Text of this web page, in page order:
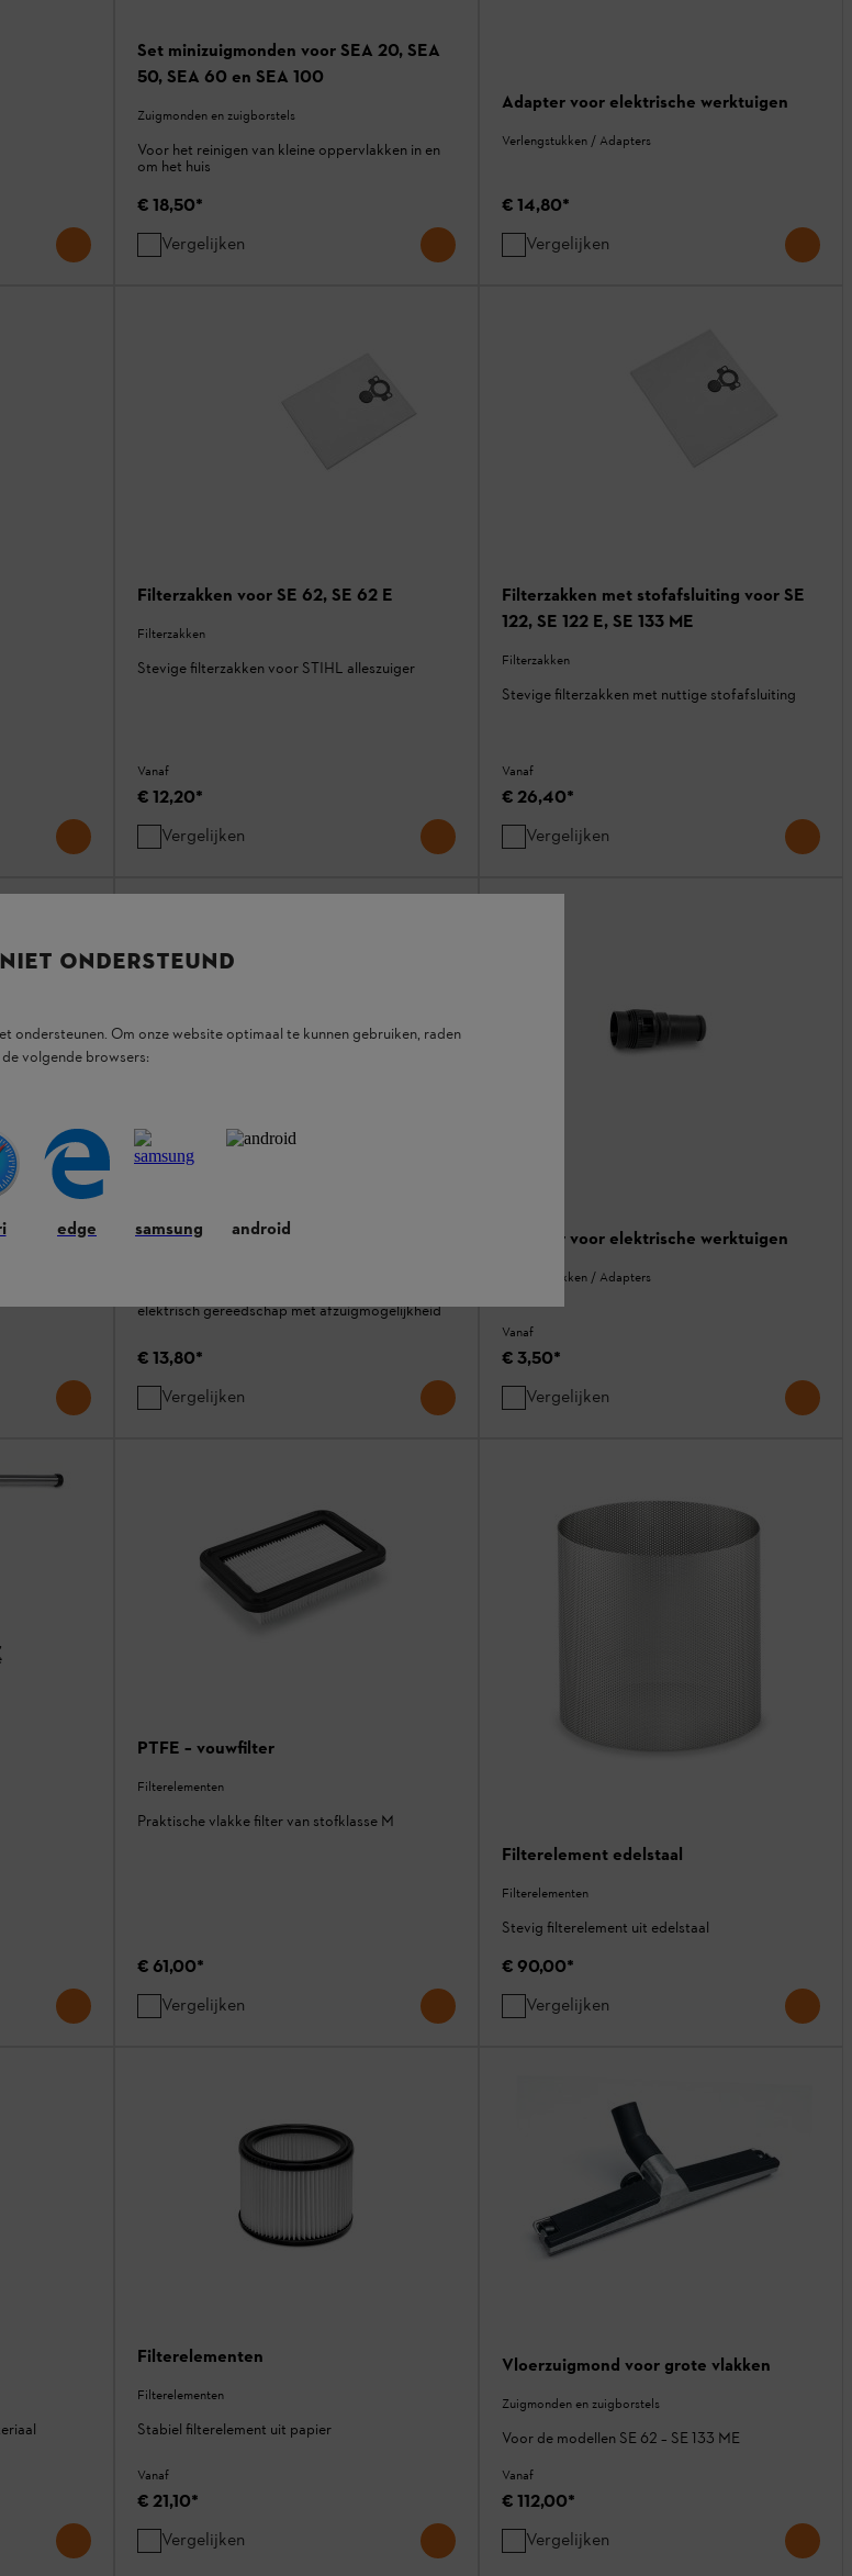
Set minizuigmonden voor SEA 20, SEA
50, SEA 60 en SEA 100
Zuigmonden en zuigborstels
Voor het reinigen van kleine oppervlakken in en
om het huis
€ 18,50*
Vergelijken
Adapter voor elektrische werktuigen
Verlengstukken / Adapters
€ 14,80*
Vergelijken
Filterzakken voor SE 62, SE 62 E
Filterzakken
Stevige filterzakken voor STIHL alleszuiger
Vanaf
€ 12,20*
Vergelijken
Filterzakken met stofafsluiting voor SE
122, SE 122 E, SE 133 ME
Filterzakken
Stevige filterzakken met nuttige stofafsluiting
Vanaf
€ 26,40*
Vergelijken
60 en SEA
met snelkoppeling
elektrisch gereedschap met afzuigmogelijkheid
€ 13,80*
Vergelijken
Adapter voor elektrische werktuigen
Verlengstukken / Adapters
Vanaf
€ 3,50*
Vergelijken
PTFE – vouwfilter
Filterelementen
Praktische vlakke filter van stofklasse M
€ 61,00*
Vergelijken
Filterelement edelstaal
Filterelementen
Stevig filterelement uit edelstaal
€ 90,00*
Vergelijken
Filterelementen
Filterelementen
Stabiel filterelement uit papier
Vanaf
€ 21,10*
Vergelijken
Vloerzuigmond voor grote vlakken
Zuigmonden en zuigborstels
Voor de modellen SE 62 – SE 133 ME
Vanaf
€ 112,00*
Vergelijken
ONDERSTEUND
ondersteunen. Om onze website optimaal te kunnen gebruiken, raden
volgende browsers:
edge samsung android